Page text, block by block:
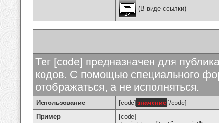
(В виде ссылки)
Тег [code] предназначен для
кодов. С помощью специального
отображаться, а не исполняться.
Использование [code] значение [/code]
Пример
[code]